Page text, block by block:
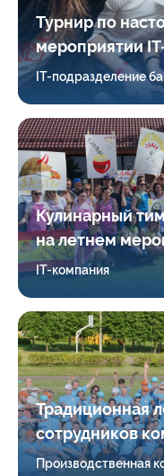
Турнир по
мероприятии
IT-подразделение
Кулинарный
на летнем
IT-компания
Традиционная
сотрудников
Производственная